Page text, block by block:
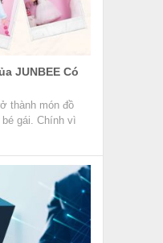
JUNBEE Có
thành món đồ
gái. Chính vì